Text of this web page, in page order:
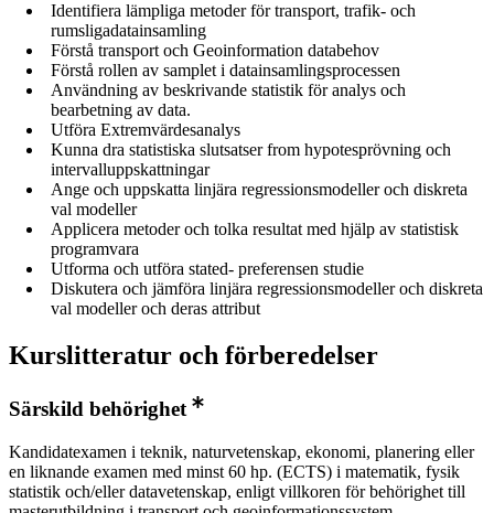
Identifiera lämpliga metoder för transport, trafik- och
rumsligadatainsamling
Förstå transport och Geoinformation databehov
Förstå rollen av samplet i datainsamlingsprocessen
Användning av beskrivande statistik för analys och
bearbetning av data.
Utföra Extremvärdesanalys
Kunna dra statistiska slutsatser from hypotesprövning och
intervalluppskattningar
Ange och uppskatta linjära regressionsmodeller och diskreta
val modeller
Applicera metoder och tolka resultat med hjälp av statistisk
programvara
Utforma och utföra stated- preferensen studie
Diskutera och jämföra linjära regressionsmodeller och diskreta
val modeller och deras attribut
Kurslitteratur och förberedelser
Särskild behörighet
Kandidatexamen i teknik, naturvetenskap, ekonomi, planering eller
en liknande examen med minst 60 hp. (ECTS) i matematik, fysik
statistik och/eller datavetenskap, enligt villkoren för behörighet till